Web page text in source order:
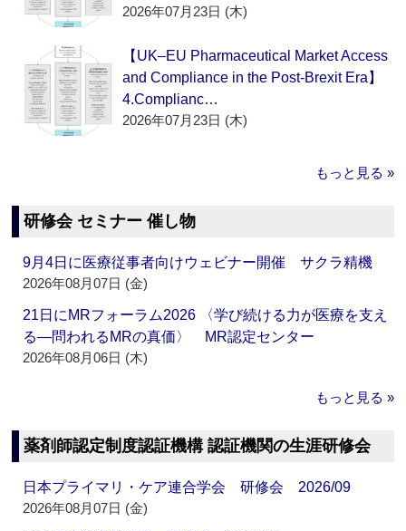
2026年07月23日 (木)
【UK–EU Pharmaceutical Market Access
and Compliance in the Post-Brexit Era】
4.Complianc…
2026年07月23日 (木)
もっと見る »
研修会 セミナー 催し物
9月4日に医療従事者向けウェビナー開催 サクラ精機
2026年08月07日 (金)
21日にMRフォーラム2026 〈学び続ける力が医療を支え
る―問われるMRの真価〉 MR認定センター
2026年08月06日 (木)
もっと見る »
薬剤師認定制度認証機構 認証機関の生涯研修会
日本プライマリ・ケア連合学会 研修会 2026/09
2026年08月07日 (金)